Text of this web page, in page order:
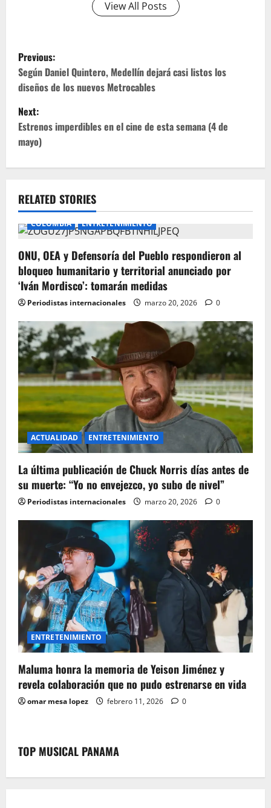
View All Posts
P
o
s
t
n
v
i
g
a
t
i
o
n
Previous:
Según Daniel Quintero, Medellín dejará casi listos los
diseños de los nuevos Metrocables
Next:
Estrenos imperdibles en el cine de esta semana (4 de
mayo)
RELATED STORIES
COLOMBIA ENTRETENIMIENTO
ONU, OEA y Defensoría del Pueblo respondieron al
bloqueo humanitario y territorial anunciado por
‘Iván Mordisco’: tomarán medidas
Periodistas internacionales marzo 20, 2026 0
ACTUALIDAD ENTRETENIMIENTO
La última publicación de Chuck Norris días antes de
su muerte: “Yo no envejezco, yo subo de nivel”
Periodistas internacionales marzo 20, 2026 0
ENTRETENIMIENTO
Maluma honra la memoria de Yeison Jiménez y
revela colaboración que no pudo estrenarse en vida
omar mesa lopez febrero 11, 2026 0
TOP MUSICAL PANAMA